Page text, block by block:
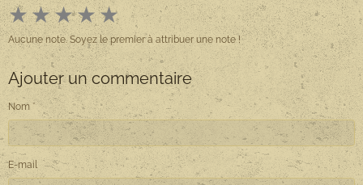
★★★★★
Aucune note. Soyez le premier à attribuer une note !
Ajouter un commentaire
Nom
E-mail